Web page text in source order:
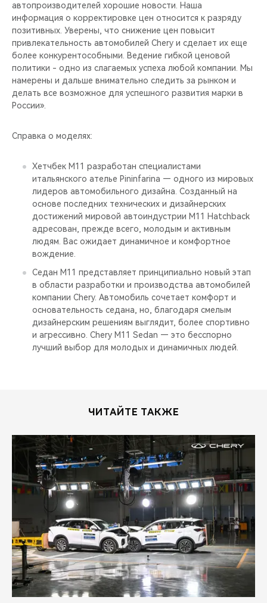
автопроизводителей хорошие новости. Наша
информация о корректировке цен относится к разряду
позитивных. Уверены, что снижение цен повысит
привлекательность автомобилей Chery и сделает их еще
более конкурентособными. Ведение гибкой ценовой
политики - одно из слагаемых успеха любой компании. Мы
намерены и дальше внимательно следить за рынком и
делать все возможное для успешного развития марки в
России».
Справка о моделях:
Хетчбек М11 разработан специалистами
итальянского ателье Pininfarina — одного из мировых
лидеров автомобильного дизайна. Созданный на
основе последних технических и дизайнерских
достижений мировой автоиндустрии M11 Hatchback
адресован, прежде всего, молодым и активным
людям. Вас ожидает динамичное и комфортное
вождение.
Седан М11 представляет принципиально новый этап
в области разработки и производства автомобилей
компании Chery. Автомобиль сочетает комфорт и
основательность седана, но, благодаря смелым
дизайнерским решениям выглядит, более спортивно
и агрессивно. Chery M11 Sedan — это бесспорно
лучший выбор для молодых и динамичных людей.
ЧИТАЙТЕ ТАКЖЕ